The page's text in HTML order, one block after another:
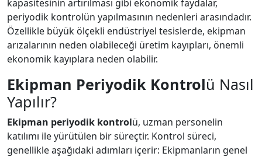
kapasitesinin artırılması gibi ekonomik faydalar,
periyodik kontrolün yapılmasının nedenleri arasındadır.
Özellikle büyük ölçekli endüstriyel tesislerde, ekipman
arızalarının neden olabileceği üretim kayıpları, önemli
ekonomik kayıplara neden olabilir.
Ekipman Periyodik Kontrolü Nasıl
Yapılır?
Ekipman periyodik kontrolü, uzman personelin
katılımı ile yürütülen bir süreçtir. Kontrol süreci,
genellikle aşağıdaki adımları içerir: Ekipmanların genel